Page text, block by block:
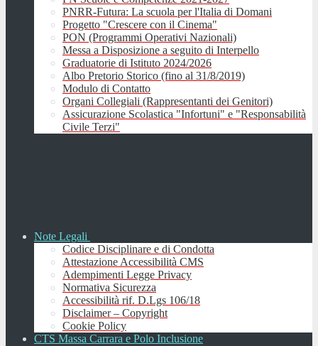
PNRR-Futura: La scuola per l'Italia di Domani
Progetto "Crescere con il Cinema"
PON (Programmi Operativi Nazionali)
Messa a Disposizione a seguito di Interpello
Graduatorie di Istituto 2024/2026
Albo Pretorio Storico (fino al 31/8/2019)
Modulo di Contatto
Organi Collegiali (Rappresentanti dei Genitori)
Assicurazione Scolastica "Infortuni" e "Responsabilità
Civile Terzi"
Note Legali
Codice Disciplinare e di Condotta
Attestazione Accessibilità CMS
Adempimenti Legge Privacy
Normativa Sicurezza
Accessibilità rif. D.Lgs 106/18
Disclaimer – Copyright
Cookie Policy
CTS Massa Carrara e Polo Inclusione